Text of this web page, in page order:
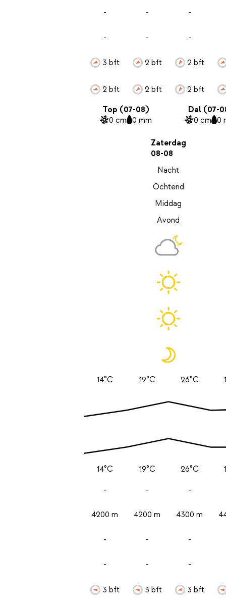
-
-
3 bft
2 bft
-
-
2 bft
2 bft
-
-
2 bft
2 bft
Top (07-08)
0 cm 0 mm
Dal (07-
0 cm 0
Zaterdag
08-08
Nacht
Ochtend
Middag
Avond
14°C
14°C
-
4200 m
-
-
3 bft
19°C
19°C
-
4200 m
-
-
3 bft
26°C
26°C
-
4300 m
-
-
3 bft